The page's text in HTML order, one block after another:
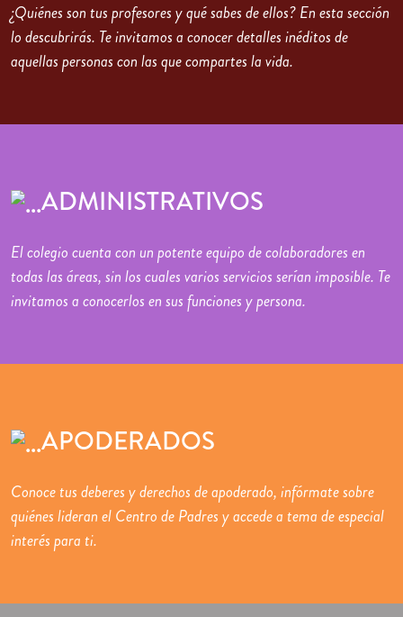
¿Quiénes son tus profesores y qué sabes de ellos? En esta sección
lo descubrirás. Te invitamos a conocer detalles inéditos de
aquellas personas con las que compartes la vida.
ADMINISTRATIVOS
El colegio cuenta con un potente equipo de colaboradores en
todas las áreas, sin los cuales varios servicios serían imposible. Te
invitamos a conocerlos en sus funciones y persona.
APODERADOS
Conoce tus deberes y derechos de apoderado, infórmate sobre
quiénes lideran el Centro de Padres y accede a tema de especial
interés para ti.